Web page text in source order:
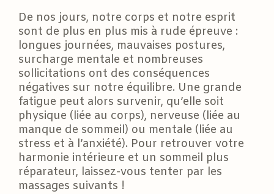
De nos jours, notre corps et notre esprit
sont de plus en plus mis à rude épreuve :
longues journées, mauvaises postures,
surcharge mentale et nombreuses
sollicitations ont des conséquences
négatives sur notre équilibre. Une grande
fatigue peut alors survenir, qu’elle soit
physique (liée au corps), nerveuse (liée au
manque de sommeil) ou mentale (liée au
stress et à l’anxiété). Pour retrouver votre
harmonie intérieure et un sommeil plus
réparateur, laissez-vous tenter par les
massages suivants !